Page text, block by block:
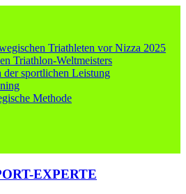
Triathleten vor Nizza 2025
Triathlon-Weltmeisters
sportlichen Leistung
Methode
EXPERTE